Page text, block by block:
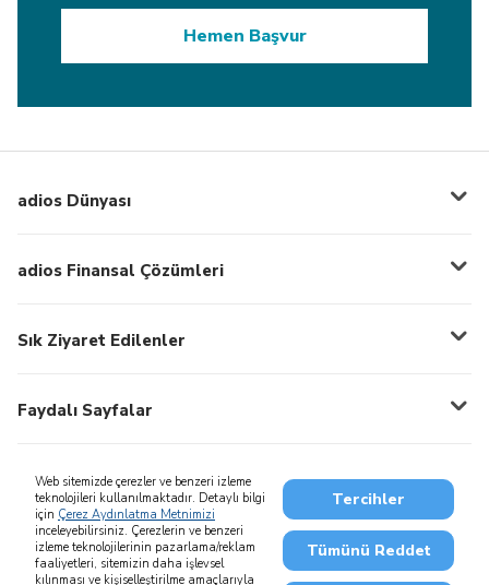
Hemen Başvur
adios Dünyası
adios Finansal Çözümleri
Sık Ziyaret Edilenler
Faydalı Sayfalar
0850 222 0 444 444 0 444
Web sitemizde çerezler ve benzeri izleme
teknolojileri kullanılmaktadır. Detaylı bilgi
için Çerez Aydınlatma Metnimizi
inceleyebilirsiniz. Çerezlerin ve benzeri
izleme teknolojilerinin pazarlama/reklam
faaliyetleri, sitemizin daha işlevsel
kılınması ve kişiselleştirilme amaçlarıyla
Tercihler
Tümünü Reddet